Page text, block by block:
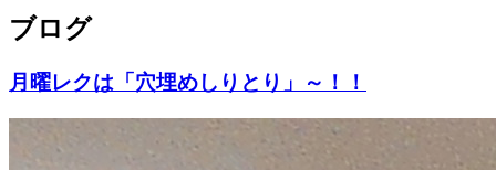
ブログ
月曜レクは「穴埋めしりとり」～！！